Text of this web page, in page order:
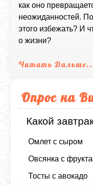
как оно
неожиданностей.
этого избежать? И
о жизни?
Читать
Опрос на
Какой
Омлет с сыром
Овсянка с
Тосты с авокадо